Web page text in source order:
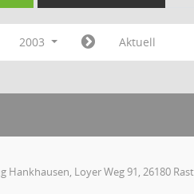
2003 Aktuell
Hankhausen, Loyer Weg 91, 26180